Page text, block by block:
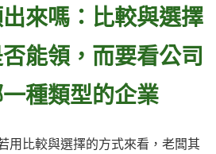
來嗎：比較與選擇
能領，而要看公司
種類型的企業
用比較與選擇的方式來看，老闆其